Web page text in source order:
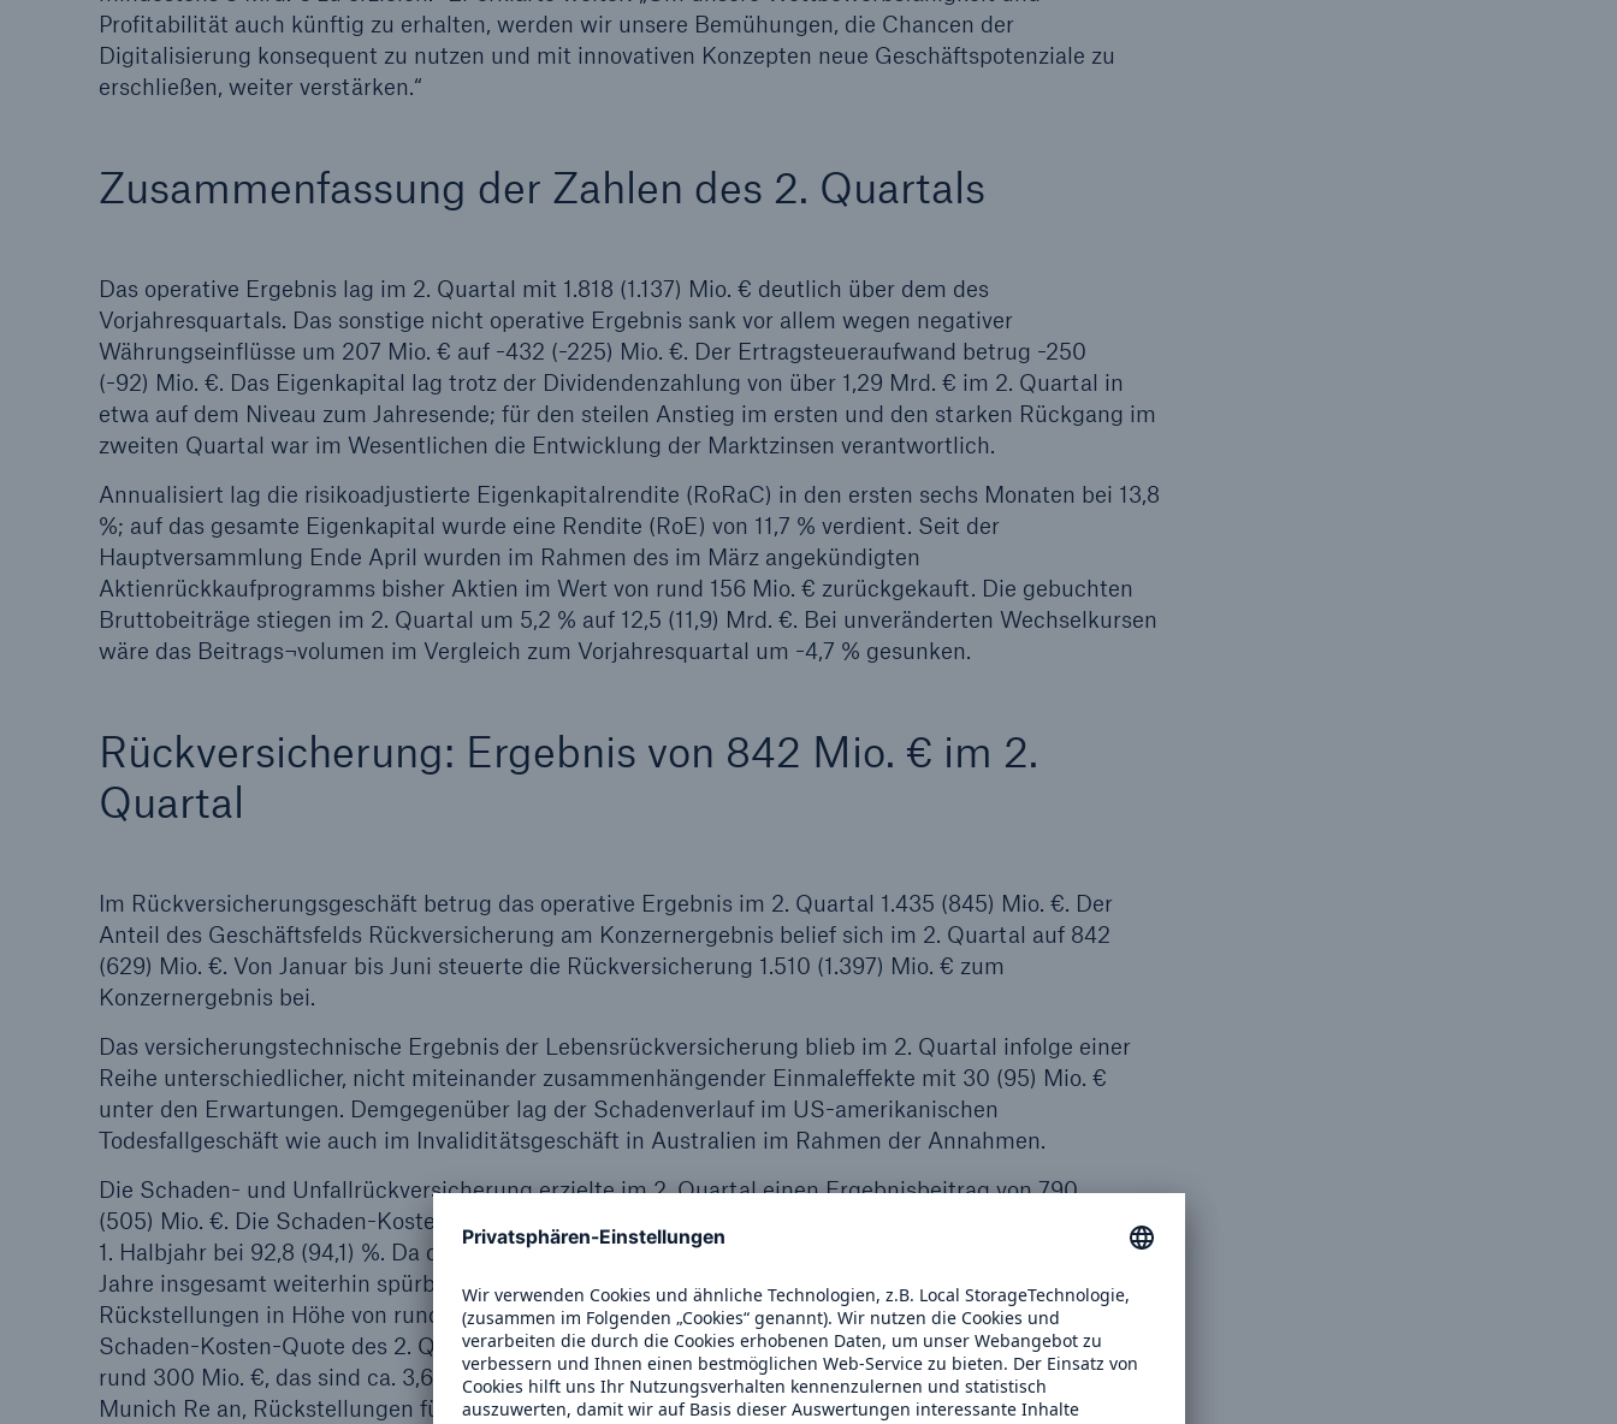
Profitabilität auch künftig zu erhalten, werden wir unsere Bemühungen, die Chancen der
Digitalisierung konsequent zu nutzen und mit innovativen Konzepten neue Geschäftspotenziale zu
erschließen, weiter verstärken.“
Zusammenfassung der Zahlen des 2. Quartals
Das operative Ergebnis lag im 2. Quartal mit 1.818 (1.137) Mio. € deutlich über dem des
Vorjahresquartals. Das sonstige nicht operative Ergebnis sank vor allem wegen negativer
Währungseinflüsse um 207 Mio. € auf -432 (-225) Mio. €. Der Ertragsteueraufwand betrug -250
(-92) Mio. €. Das Eigenkapital lag trotz der Dividendenzahlung von über 1,29 Mrd. € im 2. Quartal in
etwa auf dem Niveau zum Jahresende; für den steilen Anstieg im ersten und den starken Rückgang im
zweiten Quartal war im Wesentlichen die Entwicklung der Marktzinsen verantwortlich.
Annualisiert lag die risikoadjustierte Eigenkapitalrendite (RoRaC) in den ersten sechs Monaten bei 13,8
%; auf das gesamte Eigenkapital wurde eine Rendite (RoE) von 11,7 % verdient. Seit der
Hauptversammlung Ende April wurden im Rahmen des im März angekündigten
Aktienrückkaufprogramms bisher Aktien im Wert von rund 156 Mio. € zurückgekauft. Die gebuchten
Bruttobeiträge stiegen im 2. Quartal um 5,2 % auf 12,5 (11,9) Mrd. €. Bei unveränderten Wechselkursen
wäre das Beitrags¬volumen im Vergleich zum Vorjahresquartal um -4,7 % gesunken.
Rückversicherung: Ergebnis von 842 Mio. € im 2.
Quartal
Im Rückversicherungsgeschäft betrug das operative Ergebnis im 2. Quartal 1.435 (845) Mio. €. Der
Anteil des Geschäftsfelds Rückversicherung am Konzernergebnis belief sich im 2. Quartal auf 842
(629) Mio. €. Von Januar bis Juni steuerte die Rückversicherung 1.510 (1.397) Mio. € zum
Konzernergebnis bei.
Das versicherungstechnische Ergebnis der Lebensrückversicherung blieb im 2. Quartal infolge einer
Reihe unterschiedlicher, nicht miteinander zusammenhängender Einmaleffekte mit 30 (95) Mio. €
unter den Erwartungen. Demgegenüber lag der Schadenverlauf im US-amerikanischen
Todesfallgeschäft wie auch im Invaliditätsgeschäft in Australien im Rahmen der Annahmen.
Die Schaden- und Unfallrückversicherung erzielte im 2. Quartal einen Ergebnisbeitrag von 790
(505) Mio. €. Die Schaden-Kosten-Quote lag bei 93,3 (101,4) % der verdienten Nettobeiträge, im
1. Halbjahr bei 92,8 (94,1) %. Da die Schadenmeldungen für die sogenannten Basisschäden früherer
Jahre insgesamt weiterhin spürbar unter dem erwarteten Niveau liegen, konnten im 2. Quartal
Rückstellungen in Höhe von rund 135 Mio. € aufgelöst werden. Dies entspricht rund 3,1 %-Punkten der
Schaden-Kosten-Quote des 2. Quartals. Für das 1. Halbjahr wurden damit Rückstellungen in Höhe von
rund 300 Mio. €, das sind ca. 3,6 % der verdienten Nettobeiträge, aufgelöst. Auch weiterhin strebt
Munich Re an, Rückstellungen für neu auftretende Schäden insgesamt am oberen Rand angemessener
Lösungen
Sachdeckung durch einen
Leistungsentscheidung in
der BU-Versicherung bis zu
50 %
US Dollar im Jahr 2018
MIRA Digital Suite